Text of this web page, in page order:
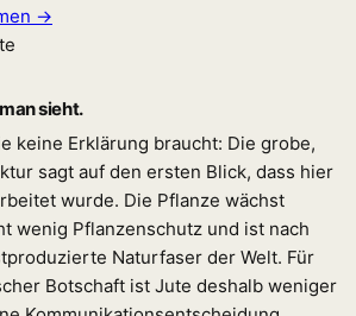
→
sieht.
keine Erklärung braucht: Die grobe,
sagt auf den ersten Blick, dass hier
wurde. Die Pflanze wächst
wenig Pflanzenschutz und ist nach
Naturfaser der Welt. Für
Botschaft ist Jute deshalb weniger